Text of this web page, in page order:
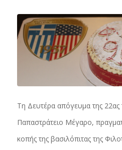
Τη Δευτέρα απόγευμα της 22ας
Παπαστράτειο Μέγαρο,
κοπής της βασιλόπιτας της